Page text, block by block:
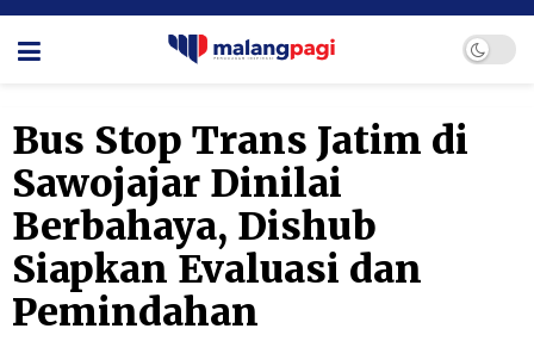
Bus Stop Trans Jatim di
Sawojajar Dinilai
Berbahaya, Dishub
Siapkan Evaluasi dan
Pemindahan